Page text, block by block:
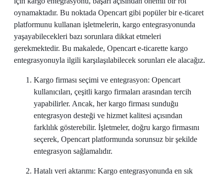
oynamaktadır. Bu noktada Opencart gibi popüler bir e-ticaret
platformunu kullanan işletmelerin, kargo entegrasyonunda
yaşayabilecekleri bazı sorunlara dikkat etmeleri
gerekmektedir. Bu makalede, Opencart e-ticarette kargo
entegrasyonuyla ilgili karşılaşılabilecek sorunları ele alacağız.
Kargo firması seçimi ve entegrasyon: Opencart
kullanıcıları, çeşitli kargo firmaları arasından tercih
yapabilirler. Ancak, her kargo firması sunduğu
entegrasyon desteği ve hizmet kalitesi açısından
farklılık gösterebilir. İşletmeler, doğru kargo firmasını
seçerek, Opencart platformunda sorunsuz bir şekilde
entegrasyon sağlamalıdır.
Hatalı veri aktarımı: Kargo entegrasyonunda en sık